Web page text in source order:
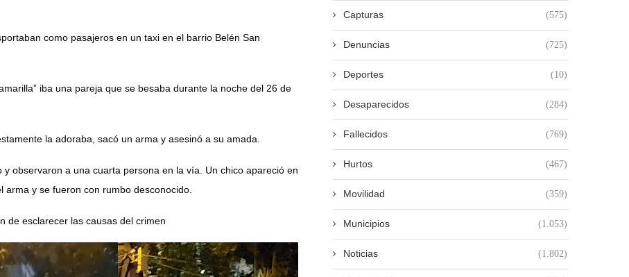
como pasajeros en un taxi en el barrio Belén San
iba una pareja que se besaba durante la noche del 26 de
la adoraba, sacó un arma y asesinó a su amada.
observaron a una cuarta persona en la vía. Un chico apareció en
y se fueron con rumbo desconocido.
de esclarecer las causas del crimen
Capturas (575)
Denuncias (725)
Deportes (10)
Desaparecidos (284)
Fallecidos (769)
Hurtos (467)
Movilidad (359)
Municipios (1.053)
Noticias (1.802)